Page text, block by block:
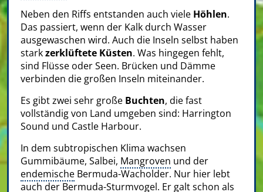
Neben den Riffs entstanden auch viele Höhlen.
Das passiert, wenn der Kalk durch Wasser
ausgewaschen wird. Auch die Inseln selbst haben
starkzerklüftete Küsten. Was hingegen fehlt,
sind Flüsse oder Seen. Brücken und Dämme
verbinden die großen Inseln miteinander.
Es gibt zwei sehr große Buchten, die fast
vollständig von Land umgeben sind: Harrington
Sound und Castle Harbour.
In dem subtropischen Klima wachsen
Gummibäume, Salbei, Mangroven und der
endemische Bermuda-Wacholder. Nur hier lebt
auch der Bermuda-Sturmvogel. Er galt schon als